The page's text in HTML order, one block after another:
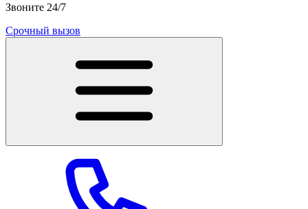
Звоните 24/7
Срочный вызов